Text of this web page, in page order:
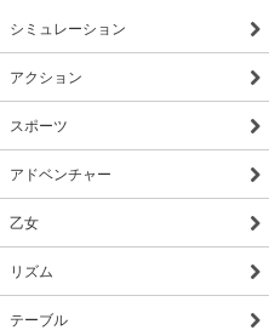
シミュレーション
アクション
スポーツ
アドベンチャー
乙女
リズム
テーブル